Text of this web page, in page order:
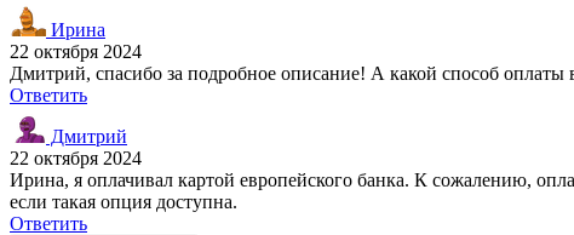
Ирина
22 октября 2024
Дмитрий, спасибо за подробное описание! А какой способ
Ответить
Дмитрий
22 октября 2024
Ирина, я оплачивал картой европейского банка. К сожалению,
если такая опция доступна.
Ответить